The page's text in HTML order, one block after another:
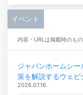
イベント
内容・URLは掲載時のも
ジャパンホームシ
策を解説するウェビ
2026.07.16